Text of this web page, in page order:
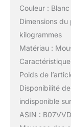
Couleur : Blanc
Dimensions
kilogrammes
Matériau :
Poids de
Disponibilité
indisponible
ASIN :